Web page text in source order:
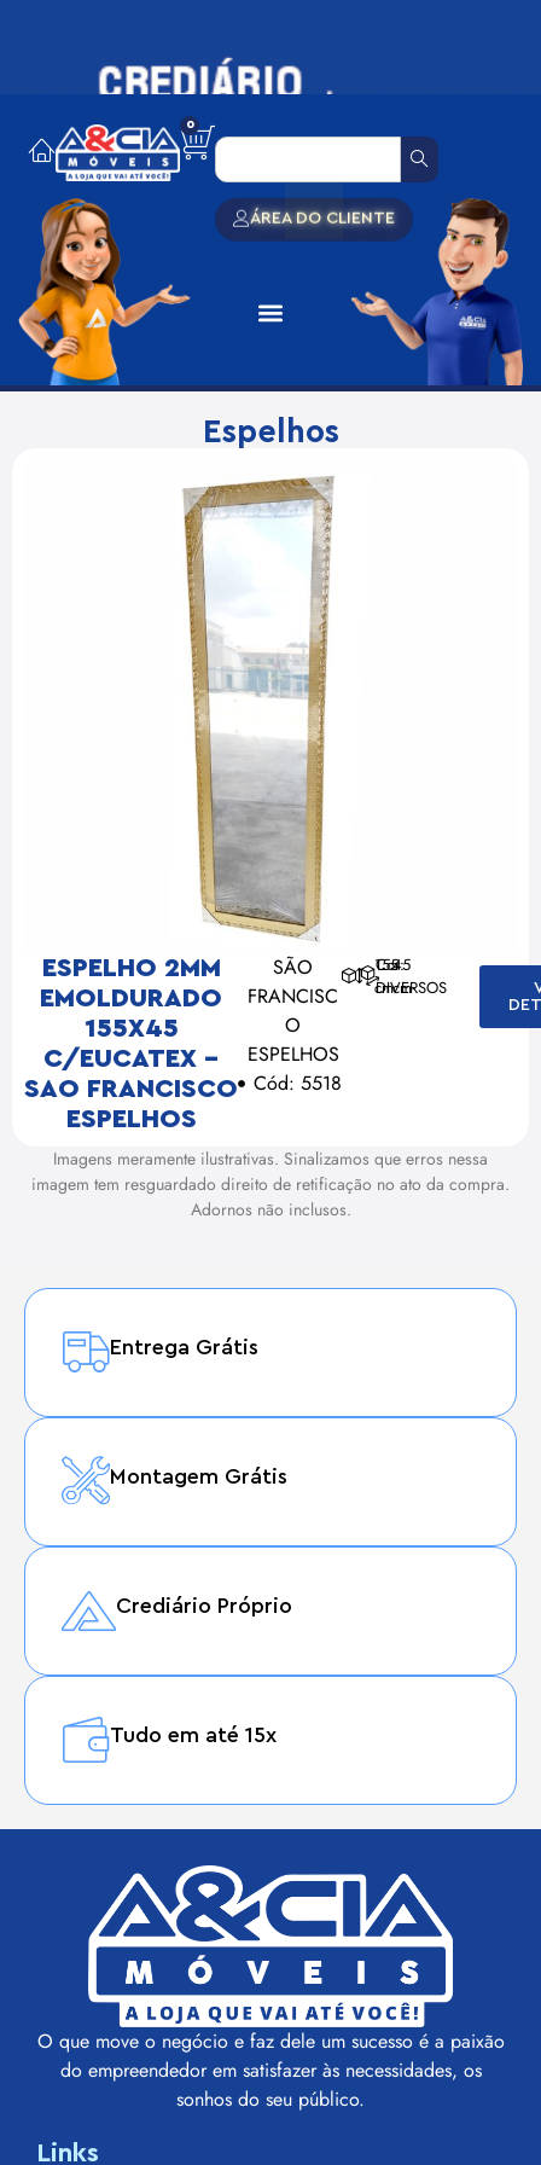
0
ÁREA DO CLIENTE
Espelhos
ESPELHO 2MM
EMOLDURADO
155X45
C/EUCATEX –
SAO FRANCISCO
ESPELHOS
SÃO
FRANCISC
O
ESPELHOS
Cód: 5518
155
cm
45
cm
Cor:
DIVERSOS
Imagens meramente ilustrativas. Sinalizamos que erros nessa
imagem tem resguardado direito de retificação no ato da compra.
Adornos não inclusos.
Entrega Grátis
Montagem Grátis
Crediário Próprio
Tudo em até 15x
O que move o negócio e faz dele um sucesso é a paixão
do empreendedor em satisfazer às necessidades, os
sonhos do seu público.
Links